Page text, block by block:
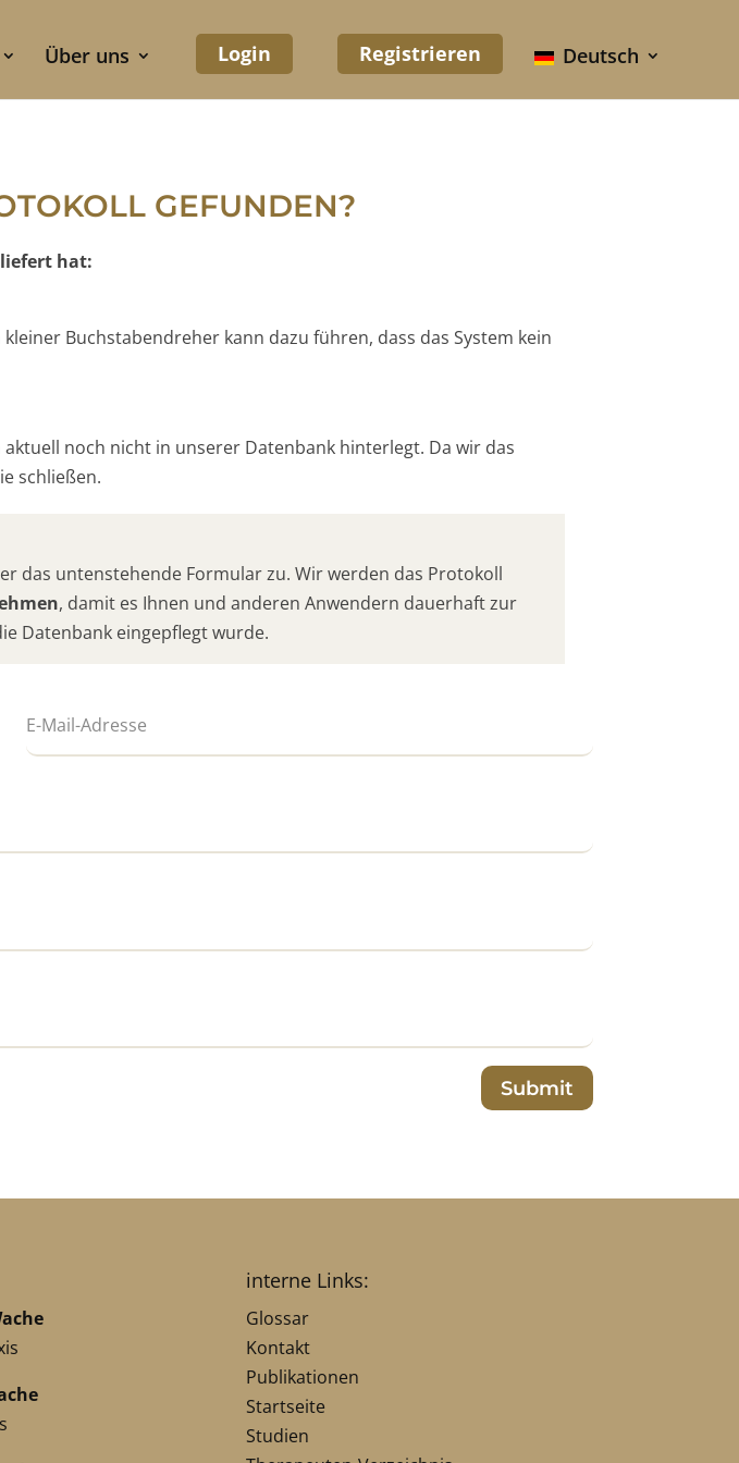
Über uns Login Registrieren Deutsch
GEFUNDEN?
hat:
Buchstabendreher kann dazu führen, dass das System kein
noch nicht in unserer Datenbank hinterlegt. Da wir das
schließen.
das untenstehende Formular zu. Wir werden das Protokoll
, damit es Ihnen und anderen Anwendern dauerhaft zur
Datenbank eingepflegt wurde.
Submit
interne Links:
Glossar
Kontakt
Publikationen
Startseite
Studien